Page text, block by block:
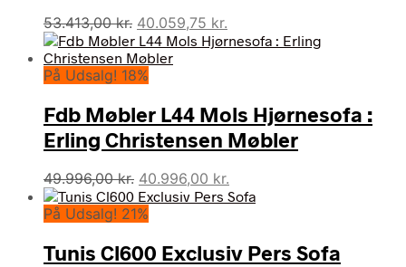
53.413,00kr. Den
oprindelige
pris
var:
40.059,75 kr.
aktuelle
På Udsalg! 18%
Fdb Møbler L44 Mols Hjørnesofa :
Erling Christensen Møbler
49.996,00kr. Den
oprindelige
pris
49.996,00 kr..
40.996,00 kr.
aktuelle
40.996,00 kr..
På Udsalg! 21%
Tunis Cl600 Exclusiv Pers Sofa